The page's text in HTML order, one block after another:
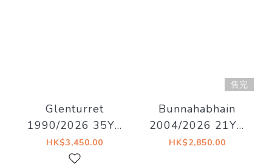
Glenturret
1990/2026 35YO
Refill Hogshead
41.5% Decadent
HK$3,450.00
售完
Bunnahabhain
2004/2026 21YO
55% Decadent
HK$2,850.00